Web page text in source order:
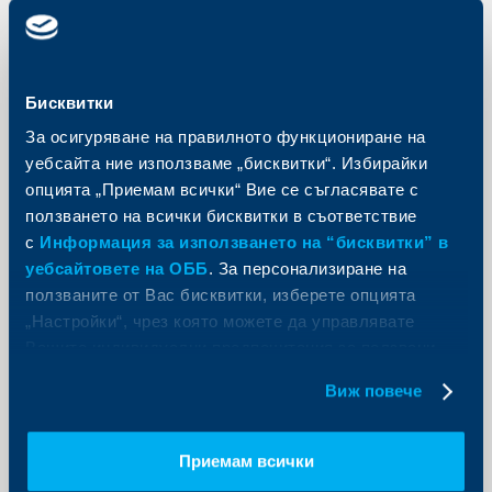
Бисквитки
За осигуряване на правилното функциониране на
уебсайта ние използваме „бисквитки“. Избирайки
опцията „Приемам всички“ Вие се съгласявате с
ползването на всички бисквитки в съответствие
с Информация за използването на “бисквитки” в
уебсайтовете на ОББ. За персонализиране на
ползваните от Вас бисквитки, изберете опцията
„Настройки“, чрез която можете да управлявате
Виж повече
Приемам всички
Актуализиране на ОББ Мобайл за
актуализация на приложението ОББ Мобайл за
потребители с устройства с операционна система
Още